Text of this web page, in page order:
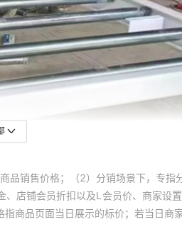
品销售价格；（2）分销场景下，专
店铺会员折扣以及L会员价、商家设
品页面当日展示的标价；若当日商